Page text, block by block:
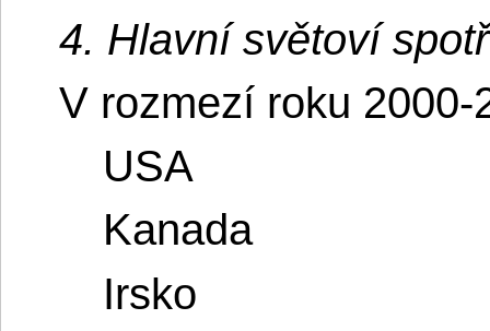
4. Hlavní světoví
V rozmezí roku 2000-
USA
Kanada
Irsko